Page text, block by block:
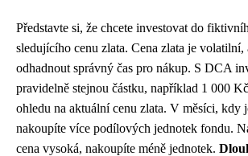
Představte si, že chcete investovat do
sledujícího cenu zlata. Cena zlata je volatilní,
odhadnout správný čas pro nákup. S DCA
pravidelně stejnou částku, například 1 000
ohledu na aktuální cenu zlata. V měsíci, kdy
nakoupíte více podílových jednotek fondu.
cena vysoká, nakoupíte méně jednotek.